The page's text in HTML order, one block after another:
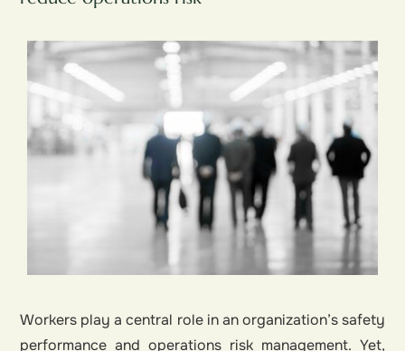
Workers play a central role in an organization’s safety
performance and operations risk management. Yet,